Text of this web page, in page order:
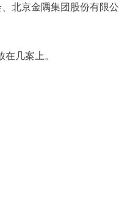
北京金隅集团股份有限公
几案上。